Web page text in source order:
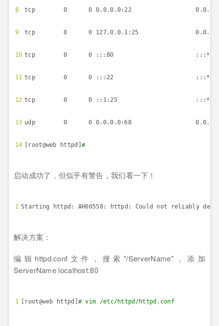
8
9
10
11
12
13
14
tcp 0 0 0.0.0.0:22
tcp 0 0 127.0.0.1:25
tcp 0 0 :::80 :::*
tcp 0 0 :::22 :::*
tcp 0 0 ::1:25 :::*
udp 0 0 0.0.0.0:68
[root@web httpd] #
启动成功了，但似乎有警告，我们看一下！
1 Starting httpd: AH00558: httpd: Could not reliably
解决方案：
编辑 httpd.conf 文件，搜索"/ServerName"，添加
ServerName localhost:80
1 [root@web httpd] # vim /etc/httpd/httpd.conf